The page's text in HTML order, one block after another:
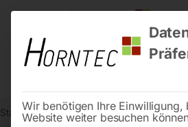
Start Metallbearbeitung Keilriemen-
Wir benötigen Ihre Einwilligung,
Website weiter besuchen